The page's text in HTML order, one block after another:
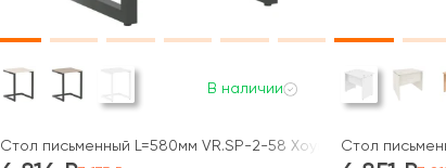
В наличии
Стол письменный L=580мм VR.SP-2-58 Хоум Офис / Home
Стол